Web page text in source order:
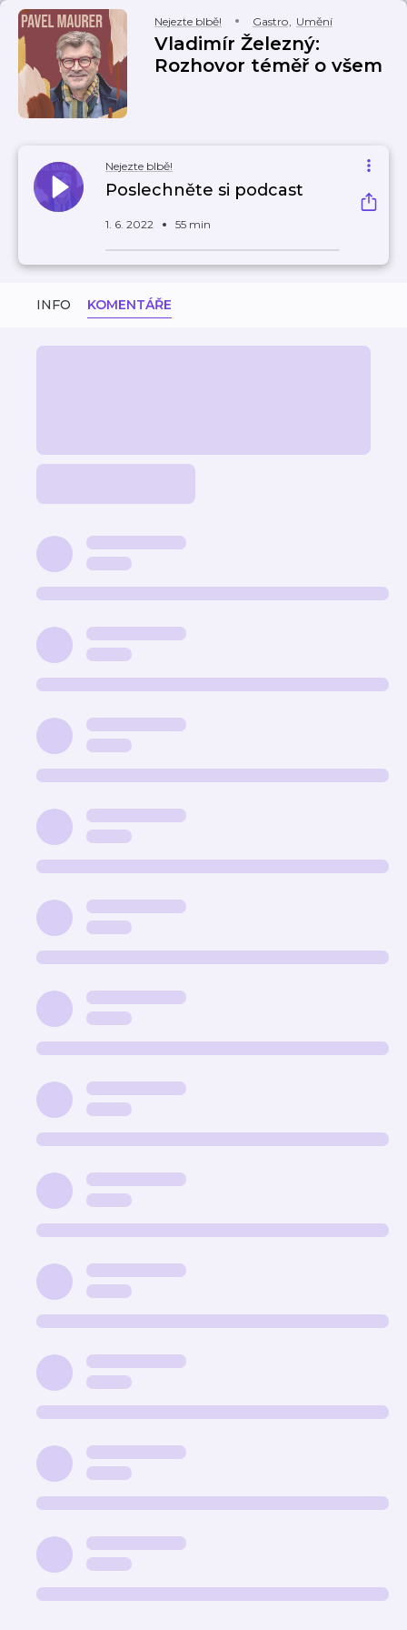
Nejezte blbě! Gastro, Umění
Vladimír Železný:
Rozhovor téměř o všem
Nejezte blbě!
Poslechněte si podcast
1. 6. 2022 55 min
INFO KOMENTÁŘE